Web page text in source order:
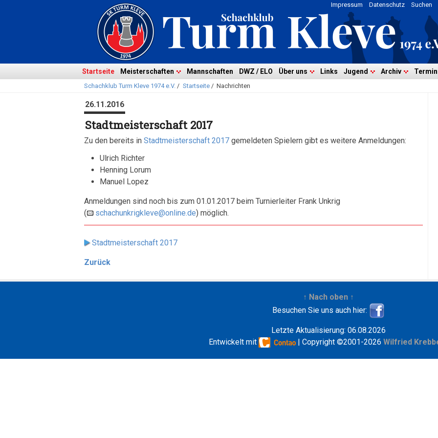
überspringen
Suchen
Datenschutz
Impressum
Startseite Meisterschaften Mannschaften DWZ / ELO Über uns Links Jugend Archiv
Schachklub Turm Kleve 1974 e.V. / Startseite/ Nachrichten
26.11.2016
Stadtmeisterschaft 2017
Zu den bereits in Stadtmeisterschaft 2017 gemeldeten Spielern gibt es weitere Anmeldungen:
Ulrich Richter
Henning Lorum
Manuel Lopez
Anmeldungen sind noch bis zum 01.01.2017 beim Turnierleiter Frank Unkrig
(
schachunkrigkleve@online.de) möglich.
Stadtmeisterschaft 2017
Zurück
↑ Nach oben ↑
Besuchen Sie uns auch hier:
Letzte Aktualisierung: 06.08.2026
Entwickelt mit
| Copyright ©2001-2026 Wilfried